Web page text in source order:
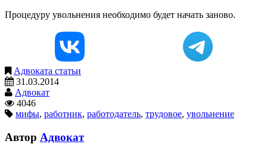
Процедуру увольнения необходимо будет начать заново.
Адвоката статьи
31.03.2014
Адвокат
4046
мифы, работник, работодатель, трудовое, увольнение
Автор Адвокат